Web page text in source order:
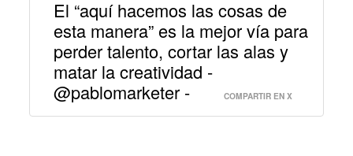
El “aquí hacemos las cosas de
esta manera” es la mejor vía para
perder talento, cortar las alas y
matar la creatividad -
@pablomarketer -
COMPARTIR EN X